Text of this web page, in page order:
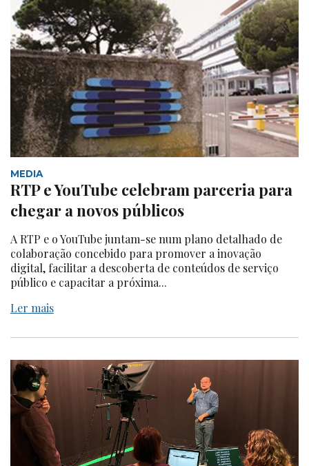
MEDIA
RTP e YouTube celebram parceria para
chegar a novos públicos
A RTP e o YouTube juntam-se num plano detalhado de
colaboração concebido para promover a inovação
digital, facilitar a descoberta de conteúdos de serviço
público e capacitar a próxima...
Ler mais